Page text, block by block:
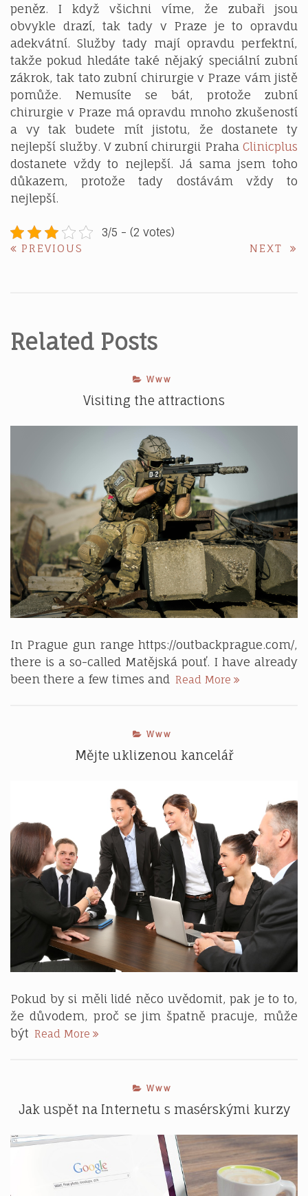
peněz. I když všichni víme, že zubaři jsou
obvykle drazí, tak tady v Praze je to opravdu
adekvátní. Služby tady mají opravdu perfektní,
takže pokud hledáte také nějaký speciální zubní
zákrok, tak tato zubní chirurgie v Praze vám jistě
pomůže. Nemusíte se bát, protože zubní
chirurgie v Praze má opravdu mnoho zkušeností
a vy tak budete mít jistotu, že dostanete ty
nejlepší služby. V zubní chirurgii Praha Clinicplus
dostanete vždy to nejlepší. Já sama jsem toho
důkazem, protože tady dostávám vždy to
nejlepší.
3/5 - (2 votes)
Navigace
PREVIOUS NEXT
Related Posts
Www
Visiting the attractions
In Prague gun range https://outbackprague.com/,
there is a so-called Matějská pouť. I have already
been there a few times and Read More Visiting
Www
Mějte uklizenou kancelář
Pokud by si měli lidé něco uvědomit, pak je to to,
že důvodem, proč se jim špatně pracuje, může
být Read More Mějte
Www
Jak uspět na Internetu s masérskými kurzy